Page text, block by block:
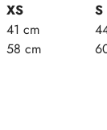
XS S
41 cm
58 cm